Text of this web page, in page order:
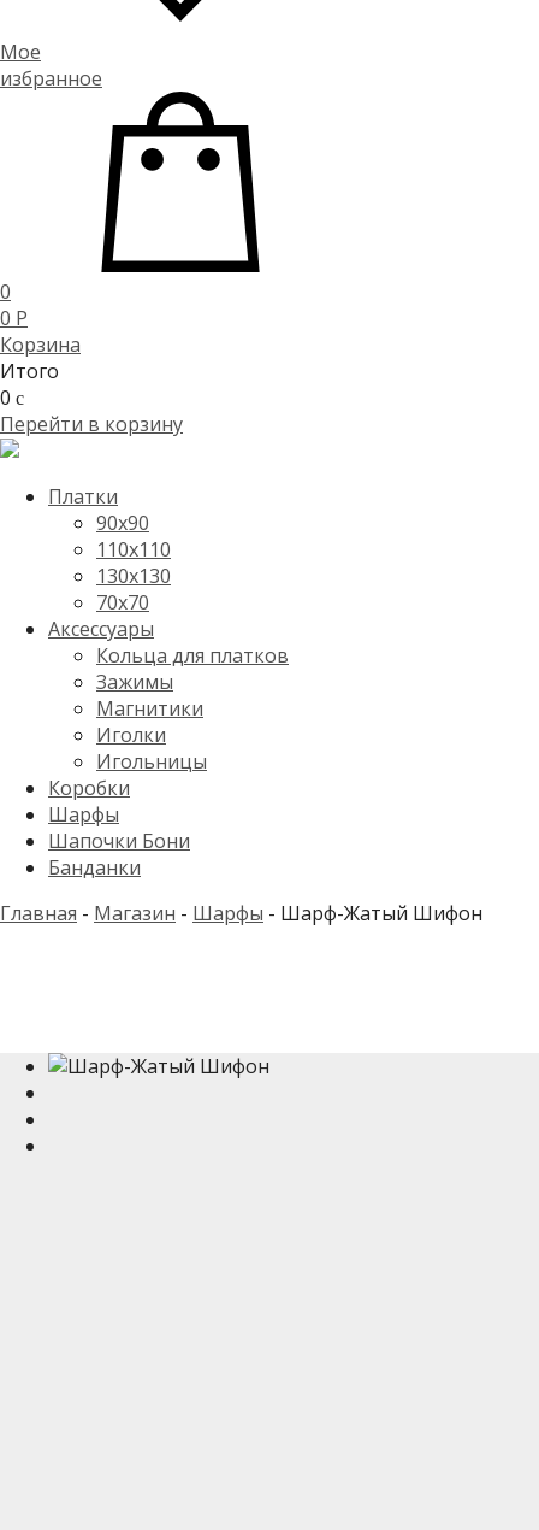
Мое
избранное
0
0 P
Корзина
Итого
0 c
Перейти в корзину
Платки
90x90
110x110
130x130
70х70
Аксессуары
Кольца для платков
Зажимы
Магнитики
Иголки
Игольницы
Коробки
Шарфы
Шапочки Бони
Банданки
Главная - Магазин - Шарфы - Шарф-Жатый Шифон